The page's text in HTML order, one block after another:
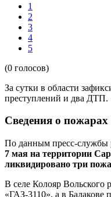
1
2
3
4
5
(0 голосов)
За сутки в области
преступлений и два ДТП.
Cведения о пожарах
По данным пресс-
7 мая на территории
ликвидировано три
В селе Колояр Вольского
«ГАЗ-3110», а в